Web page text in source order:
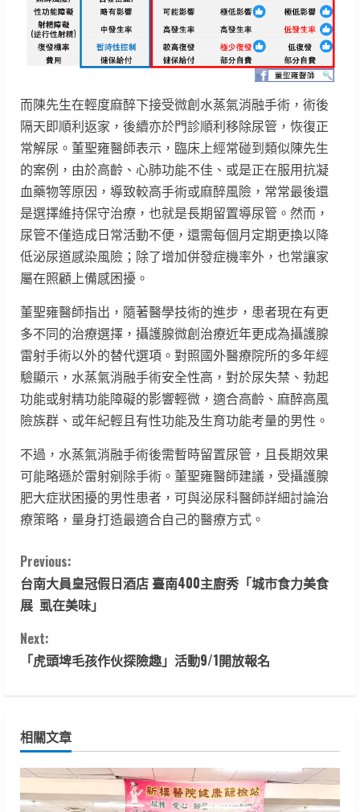
而陳先生在輕度麻醉下接受微創水蒸氣消融手術，術後
隔天即順利返家，後續亦於門診順利移除尿管，恢復正
常解尿。董聖雍醫師表示，臨床上經常碰到類似陳先生
的案例，由於高齡、心肺功能不佳、或是正在服用抗凝
血藥物等原因，導致較高手術或麻醉風險，常常最後還
是選擇維持保守治療，也就是長期留置導尿管。然而，
尿管不僅造成日常活動不便，還需每個月定期更換以降
低泌尿道感染風險；除了增加併發症機率外，也常讓家
屬在照顧上備感困擾。
董聖雍醫師指出，隨著醫學技術的進步，患者現在有更
多不同的治療選擇，攝護腺微創治療近年更成為攝護腺
雷射手術以外的替代選項。對照國外醫療院所的多年經
驗顯示，水蒸氣消融手術安全性高，對於尿失禁、勃起
功能或射精功能障礙的影響輕微，適合高齡、麻醉高風
險族群、或年紀輕且有性功能及生育功能考量的男性。
不過，水蒸氣消融手術後需暫時留置尿管，且長期效果
可能略遜於雷射剜除手術。董聖雍醫師建議，受攝護腺
肥大症狀困擾的男性患者，可與泌尿科醫師詳細討論治
療策略，量身打造最適合自己的醫療方式。
C
o
n
n
u
e
Previous:
台南大員皇冠假日酒店 臺南400主廚秀「城市食力美食
展 虱在美味」
Next:
「虎頭埤毛孩作伙探險趣」活動9/1開放報名
相關文章